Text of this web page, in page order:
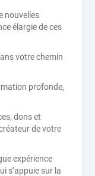
nouvelles
élargie de ces
votre chemin
profonde,
dons et
de votre
expérience
s’appuie sur la